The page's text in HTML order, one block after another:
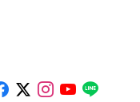
Like on Facebook
Follow on x
Follow on
Follow